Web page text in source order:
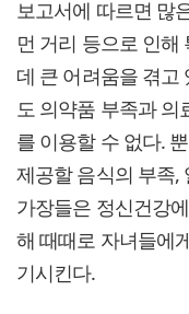
보고서에 따르면 많
먼 거리 등으로 인
데 큰 어려움을 겪고
도 의약품 부족과 의
를 이용할 수 없다.
제공할 음식의 부족,
가장들은 정신건강
해 때때로 자녀들에
기시킨다.